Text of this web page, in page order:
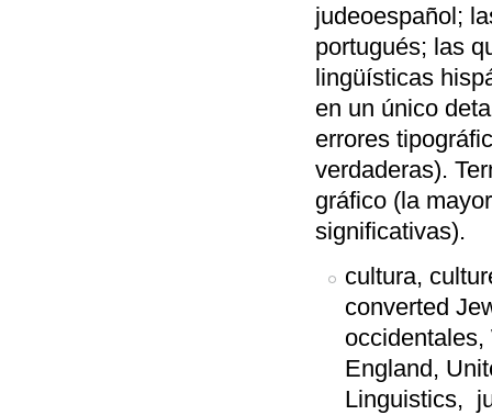
judeoespañol;
portugués; las
lingüísticas
en un único
errores
verdaderas).
gráfico (la
significativas).
cultura,
converted
England,
Linguistics,